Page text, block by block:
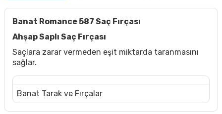
Banat Romance 587 Saç Fırçası
Ahşap Saplı Saç Fırçası
Saçlara zarar vermeden eşit miktarda taranmasını
sağlar.
Banat Tarak ve Fırçalar